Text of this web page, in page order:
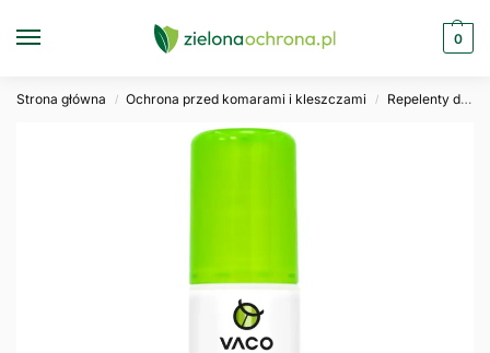
0
Strona główna / Ochrona przed komarami i kleszczami / Repelenty dla dorosłych